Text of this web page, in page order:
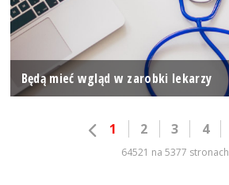
Będą mieć wgląd w zarobki lekarzy
1 2 3 4
64521 na 5377 stronach